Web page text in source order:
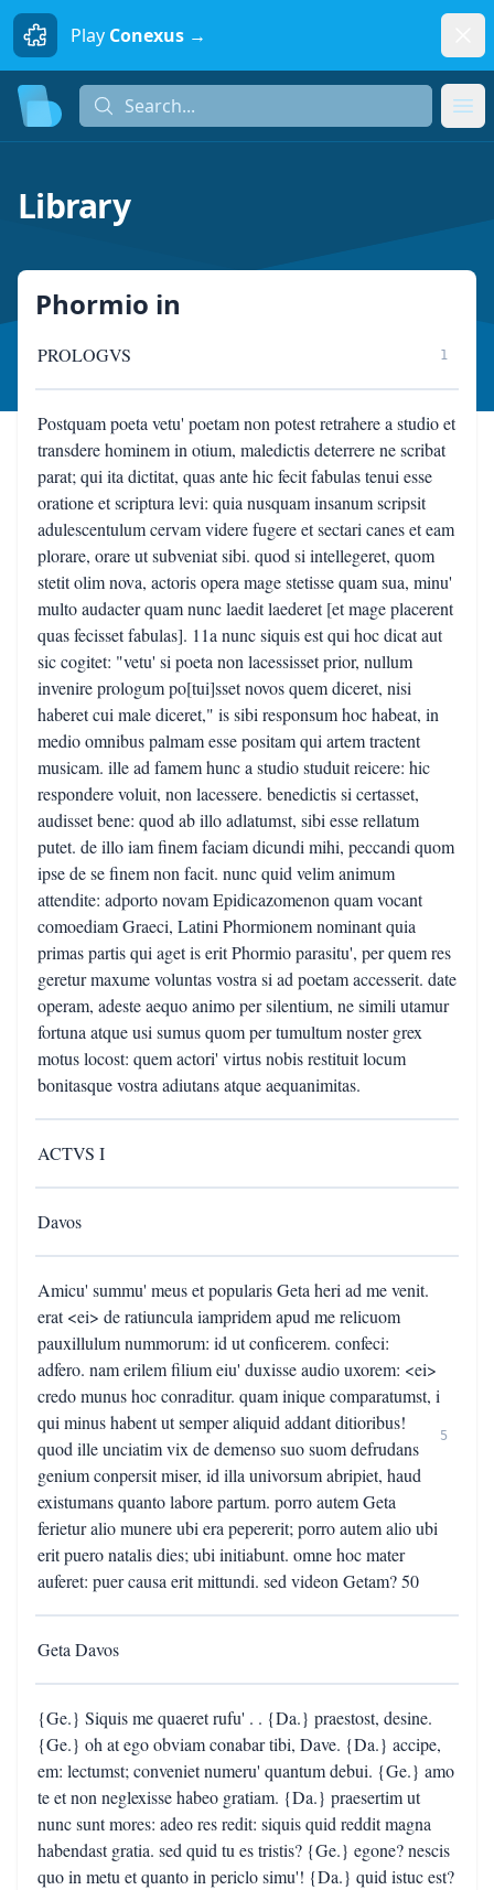
Play Conexus →
Search...
Library
Phormio in
PROLOGVS 1
Postquam poeta vetu' poetam non potest retrahere a studio et
transdere hominem in otium, maledictis deterrere ne scribat
parat; qui ita dictitat, quas ante hic fecit fabulas tenui esse
oratione et scriptura levi: quia nusquam insanum scripsit
adulescentulum cervam videre fugere et sectari canes et eam
plorare, orare ut subveniat sibi. quod si intellegeret, quom
stetit olim nova, actoris opera mage stetisse quam sua, minu'
multo audacter quam nunc laedit laederet [et mage placerent
quas fecisset fabulas]. 11a nunc siquis est qui hoc dicat aut
sic cogitet: "vetu' si poeta non lacessisset prior, nullum
invenire prologum po[tui]sset novos quem diceret, nisi
haberet cui male diceret," is sibi responsum hoc habeat, in
medio omnibus palmam esse positam qui artem tractent
musicam. ille ad famem hunc a studio studuit reicere: hic
respondere voluit, non lacessere. benedictis si certasset,
audisset bene: quod ab illo adlatumst, sibi esse rellatum
putet. de illo iam finem faciam dicundi mihi, peccandi quom
ipse de se finem non facit. nunc quid velim animum
attendite: adporto novam Epidicazomenon quam vocant
comoediam Graeci, Latini Phormionem nominant quia
primas partis qui aget is erit Phormio parasitu', per quem res
geretur maxume voluntas vostra si ad poetam accesserit. date
operam, adeste aequo animo per silentium, ne simili utamur
fortuna atque usi sumus quom per tumultum noster grex
motus locost: quem actori' virtus nobis restituit locum
bonitasque vostra adiutans atque aequanimitas.
ACTVS I
Davos
Amicu' summu' meus et popularis Geta heri ad me venit.
erat <ei> de ratiuncula iampridem apud me relicuom
pauxillulum nummorum: id ut conficerem. confeci:
adfero. nam erilem filium eiu' duxisse audio uxorem: <ei>
credo munus hoc conraditur. quam inique comparatumst, i
qui minus habent ut semper aliquid addant ditioribus!
quod ille unciatim vix de demenso suo suom defrudans
genium conpersit miser, id illa univorsum abripiet, haud
existumans quanto labore partum. porro autem Geta
ferietur alio munere ubi era pepererit; porro autem alio ubi
erit puero natalis dies; ubi initiabunt. omne hoc mater
auferet: puer causa erit mittundi. sed videon Getam? 50
5
Geta Davos
{Ge.} Siquis me quaeret rufu' . . {Da.} praestost, desine.
{Ge.} oh at ego obviam conabar tibi, Dave. {Da.} accipe,
em: lectumst; conveniet numeru' quantum debui. {Ge.} amo
te et non neglexisse habeo gratiam. {Da.} praesertim ut
nunc sunt mores: adeo res redit: siquis quid reddit magna
habendast gratia. sed quid tu es tristis? {Ge.} egone? nescis
quo in metu et quanto in periclo simu'! {Da.} quid istuc est?